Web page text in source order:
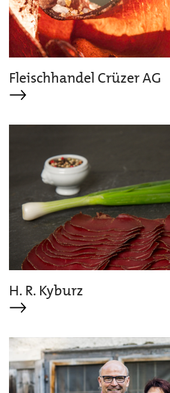
Fleischhandel Crüzer AG
H. R. Kyburz